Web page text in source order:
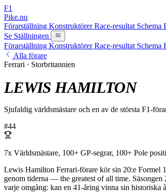
F1
Pike.nu
Förarställning KonstruktörerRace-resultat Schema
Se Ställningen
Förarställning KonstruktörerRace-resultat Schema
Alla förare
Ferrari · Storbritannien
LEWIS HAMILTON
Sjufaldig världsmästare och en av de största F1-
#44
7x Världsmästare, 100+ GP-segrar, 100+ Pole
Lewis Hamilton Ferrari-förare kör sin 20:e Formel
genom tiderna — the greatest of all time.
varje omgång: kan en 41-åring vinna sin historiska